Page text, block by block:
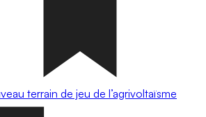
terrain de jeu de l’agrivoltaïsme